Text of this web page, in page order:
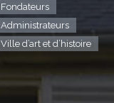
Fondateurs
Administrateurs
Ville d’art et d’histoire